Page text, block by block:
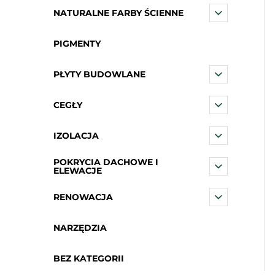
NATURALNE FARBY ŚCIENNE
PIGMENTY
PŁYTY BUDOWLANE
CEGŁY
IZOLACJA
POKRYCIA DACHOWE I
ELEWACJE
RENOWACJA
NARZĘDZIA
BEZ KATEGORII